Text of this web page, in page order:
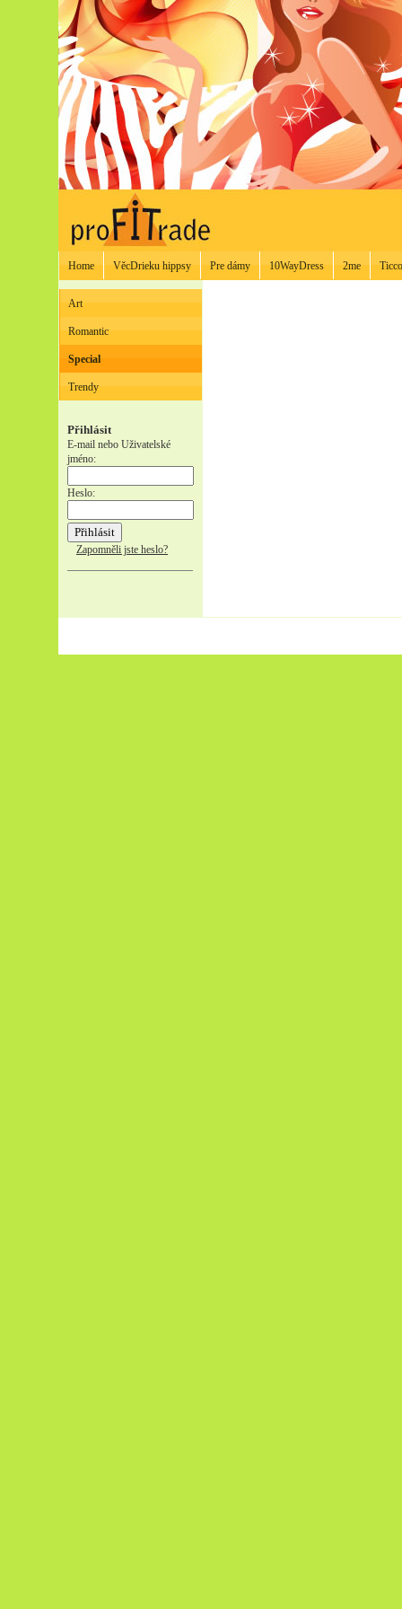
Home VěcDrieku hippsy Pre dámy 10WayDress 2me
Art
Romantic
Special
Trendy
Přihlásit
E-mail nebo Uživatelské
jméno:
Heslo:
Zapomněli jste heslo?